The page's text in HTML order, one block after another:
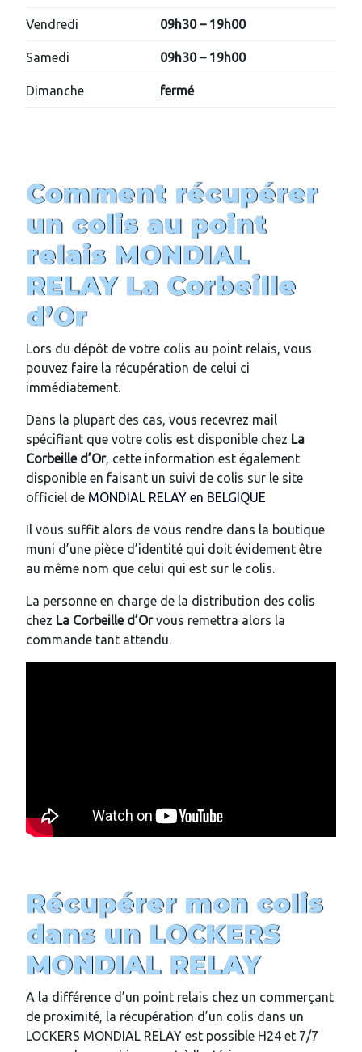
Vendredi 09h30 – 19h00
Samedi 09h30 – 19h00
Dimanche fermé
Comment récupérer
un colis au point
relais MONDIAL
RELAY La Corbeille
d’Or
Lors du dépôt de votre colis au point relais, vous
pouvez faire la récupération de celui ci
immédiatement.
Dans la plupart des cas, vous recevrez mail
spécifiant que votre colis est disponible chez La
Corbeille d’Or, cette information est également
disponible en faisant un suivi de colis sur le site
officiel de MONDIAL RELAY en BELGIQUE
Il vous suffit alors de vous rendre dans la boutique
muni d’une pièce d’identité qui doit évidement être
au même nom que celui qui est sur le colis.
La personne en charge de la distribution des colis
chez La Corbeille d’Orvous remettra alors la
commande tant attendu.
Récupérer mon colis
dans un LOCKERS
MONDIAL RELAY
A la différence d’un point relais chez un commerçant
de proximité, la récupération d’un colis dans un
LOCKERS MONDIAL RELAY est possible H24 et 7/7